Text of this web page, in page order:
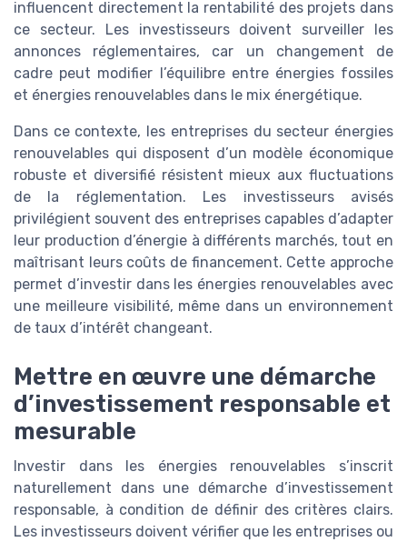
influencent directement la rentabilité des projets dans
ce secteur. Les investisseurs doivent surveiller les
annonces réglementaires, car un changement de
cadre peut modifier l’équilibre entre énergies fossiles
et énergies renouvelables dans le mix énergétique.
Dans ce contexte, les entreprises du secteur énergies
renouvelables qui disposent d’un modèle économique
robuste et diversifié résistent mieux aux fluctuations
de la réglementation. Les investisseurs avisés
privilégient souvent des entreprises capables d’adapter
leur production d’énergie à différents marchés, tout en
maîtrisant leurs coûts de financement. Cette approche
permet d’investir dans les énergies renouvelables avec
une meilleure visibilité, même dans un environnement
de taux d’intérêt changeant.
Mettre en œuvre une démarche
d’investissement responsable et
mesurable
Investir dans les énergies renouvelables s’inscrit
naturellement dans une démarche d’investissement
responsable, à condition de définir des critères clairs.
Les investisseurs doivent vérifier que les entreprises ou